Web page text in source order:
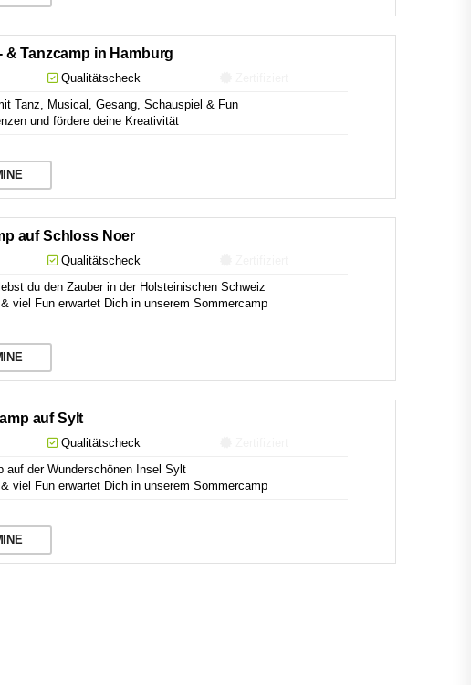
& Tanzcamp in Hamburg
Qualitätscheck
Tanz, Musical, Gesang, Schauspiel & Fun
und fördere deine Kreativität
auf Schloss Noer
Qualitätscheck
du den Zauber in der Holsteinischen Schweiz
viel Fun erwartet Dich in unserem Sommercamp
auf Sylt
Qualitätscheck
der Wunderschönen Insel Sylt
viel Fun erwartet Dich in unserem Sommercamp